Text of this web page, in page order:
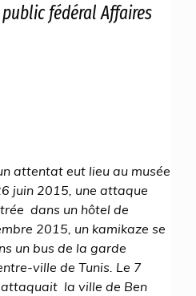
fédéral Affaires
attentat eut lieu au musée
juin 2015, une attaque
dans un hôtel de
2015, un kamikaze se
un bus de la garde
ville de Tunis. Le 7
la ville de Ben